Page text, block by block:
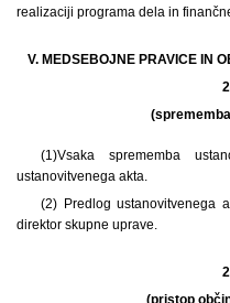
realizaciji programa dela in
V. MEDSEBOJNE PRAVICE IN
(1)Vsaka sprememba
ustanovitvenega akta.
(2) Predlog ustanovitvenega
direktor skupne uprave.
(pristop